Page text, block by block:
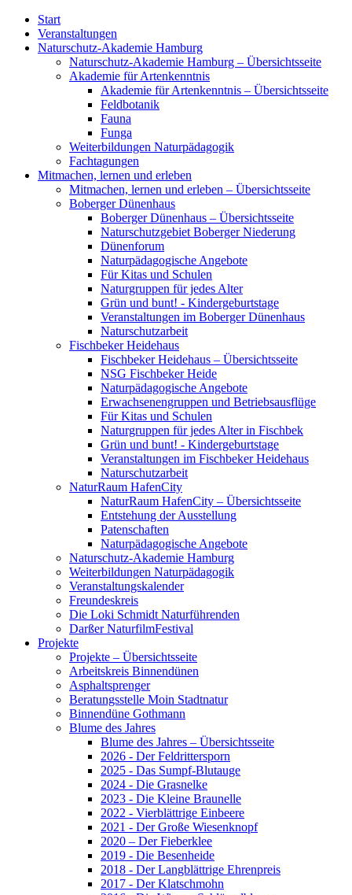
Start
Veranstaltungen
Naturschutz-Akademie Hamburg
Naturschutz-Akademie Hamburg – Übersichtsseite
Akademie für Artenkenntnis
Akademie für Artenkenntnis – Übersichtsseite
Feldbotanik
Fauna
Funga
Weiterbildungen Naturpädagogik
Fachtagungen
Mitmachen, lernen und erleben
Mitmachen, lernen und erleben – Übersichtsseite
Boberger Dünenhaus
Boberger Dünenhaus – Übersichtsseite
Naturschutzgebiet Boberger Niederung
Dünenforum
Naturpädagogische Angebote
Für Kitas und Schulen
Naturgruppen für jedes Alter
Grün und bunt! - Kindergeburtstage
Veranstaltungen im Boberger Dünenhaus
Naturschutzarbeit
Fischbeker Heidehaus
Fischbeker Heidehaus – Übersichtsseite
NSG Fischbeker Heide
Naturpädagogische Angebote
Erwachsenengruppen und Betriebsausflüge
Für Kitas und Schulen
Naturgruppen für jedes Alter in Fischbek
Grün und bunt! - Kindergeburtstage
Veranstaltungen im Fischbeker Heidehaus
Naturschutzarbeit
NaturRaum HafenCity
NaturRaum HafenCity – Übersichtsseite
Entstehung der Ausstellung
Patenschaften
Naturpädagogische Angebote
Naturschutz-Akademie Hamburg
Weiterbildungen Naturpädagogik
Veranstaltungskalender
Freundeskreis
Die Loki Schmidt Naturführenden
Darßer NaturfilmFestival
Projekte
Projekte – Übersichtsseite
Arbeitskreis Binnendünen
Asphaltsprenger
Beratungsstelle Moin Stadtnatur
Binnendüne Gothmann
Blume des Jahres
Blume des Jahres – Übersichtsseite
2026 - Der Feldrittersporn
2025 - Das Sumpf-Blutauge
2024 - Die Grasnelke
2023 - Die Kleine Braunelle
2022 - Vierblättrige Einbeere
2021 - Der Große Wiesenknopf
2020 – Der Fieberklee
2019 - Die Besenheide
2018 - Der Langblättrige Ehrenpreis
2017 - Der Klatschmohn